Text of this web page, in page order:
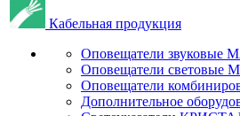
Кабельная продукция
Оповещатели звуковые
Оповещатели световые
Оповещатели
Дополнительное